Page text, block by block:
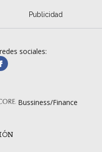
Publicidad
sociales:
Bussiness/Finance